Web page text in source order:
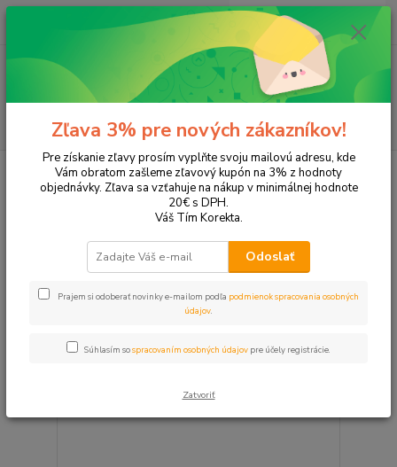
Hľadať
ks
za 0,00 EUR
Tonery a náplne do tlačiarní Canon i-Sensys MF 4550
i-Sensys MF 4550
Upresniť parametre
Najdrahšie
Zobrazujem 1-2 z 2
Zľava 3% pre nových zákazníkov!
Pre získanie zľavy prosím vyplňte svoju mailovú adresu, kde
Vám obratom zašleme zľavový kupón na 3% z hodnoty
objednávky. Zľava sa vzťahuje na nákup v minimálnej hodnote
20€ s DPH.
Váš Tím Korekta.
Odoslať
Prajem si odoberať novinky e-mailom podľa podmienok spracovania osobných
údajov.
Súhlasím sospracovaním osobných údajov pre účely registrácie.
Zatvoriť